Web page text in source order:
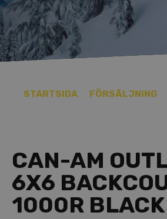
STARTSIDA FÖRSÄLJNING
CAN-AM
6X6
1000R